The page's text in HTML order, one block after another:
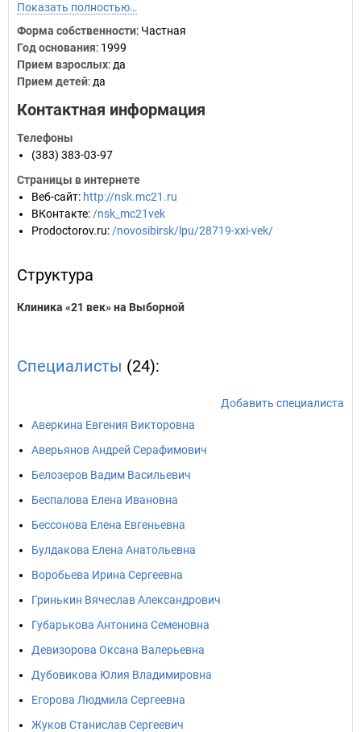
Показать полностью…
Форма собственности: Частная
Год основания: 1999
Прием взрослых: да
Прием детей: да
Контактная информация
Телефоны
(383) 383-03-97
Страницы в интернете
Веб-сайт: http://nsk.mc21.ru
ВКонтакте: /nsk_mc21vek
Prodoctorov.ru: /novosibirsk/lpu/28719-xxi-vek/
Структура
Клиника «21 век» на Выборной
Специалисты (24):
Добавить специалиста
Аверкина Евгения Викторовна
Аверьянов Андрей Серафимович
Белозеров Вадим Васильевич
Беспалова Елена Ивановна
Бессонова Елена Евгеньевна
Булдакова Елена Анатольевна
Воробьева Ирина Сергеевна
Гринькин Вячеслав Александрович
Губарькова Антонина Семеновна
Девизорова Оксана Валерьевна
Дубовикова Юлия Владимировна
Егорова Людмила Сергеевна
Жуков Станислав Сергеевич